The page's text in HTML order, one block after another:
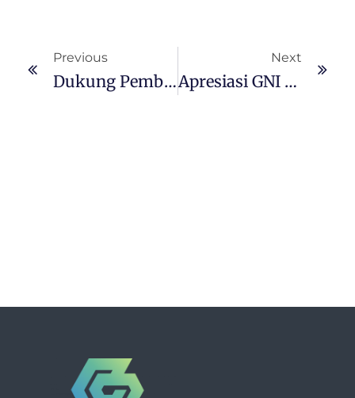
Previous
Dukung Pemberdayaan Kelompok Menjahit Desa Bunta, PT GNI Fasilitasi Sarana Dan Prasarana
Next
Apresiasi GNI Untuk Karyawan Berprestasi, PT GNI : Karyawan Kekuatan Perkembangan Perusahaan